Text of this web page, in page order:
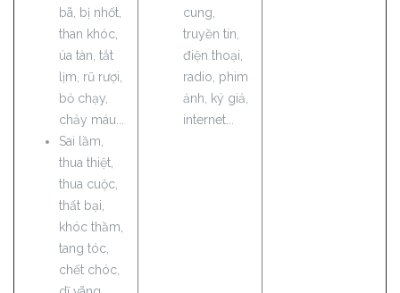
bã, bị nhốt,
than khóc,
úa tàn, tắt
lịm, rũ rượi,
bỏ chạy,
chảy máu...
Sai lầm,
thua thiệt,
thua cuộc,
thất bại,
khóc thầm,
tang tóc,
chết chóc,
cung,
truyền tin,
điện thoại,
radio, phim
ảnh, ký giả,
internet...